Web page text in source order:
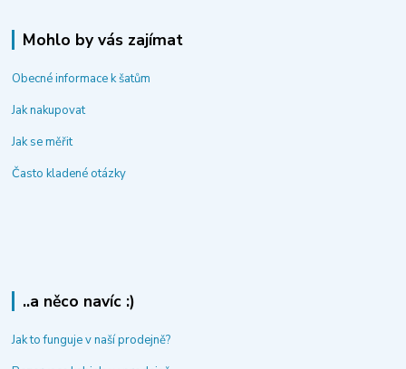
Mohlo by vás zajímat
Obecné informace k šatům
Jak nakupovat
Jak se měřit
Často kladené otázky
..a něco navíc :)
Jak to funguje v naší prodejně?